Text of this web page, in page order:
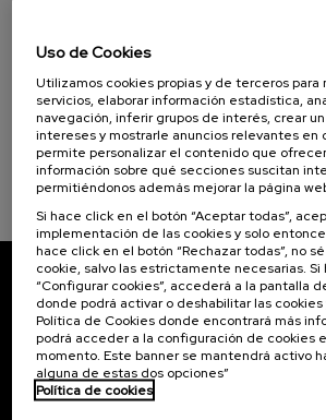
Objetivos de desarrollo sostenible
y neonatal
20 h. Español Euskera .
DESDE22 €
plazas
pasada
de
espera
de
matrícula
finalizado
Suscríbete a nuestro boletín
Inscríbete para ser el primero/a en recibir las
novedades de UIK.
Suscribirse
Uso de Cookies
Utilizamos cookies propias y de terceros para
servicios, elaborar información estadística,
navegación, inferir grupos de interés, crear
intereses y mostrarle anuncios relevantes en
permite personalizar el contenido que
información sobre qué secciones suscitan
permitiéndonos además mejorar la página
Si hace click en el botón “Aceptar todas”,
implementación de las cookies y solo
hace click en el botón “Rechazar todas”, no
cookie, salvo las estrictamente necesarias. Si
“Configurar cookies”, accederá a la pantalla
donde podrá activar o deshabilitar las
Política de Cookies donde encontrará más
podrá acceder a la configuración de cookies
momento. Este banner se mantendrá activo
alguna de estas dos opciones”
Política de cookies